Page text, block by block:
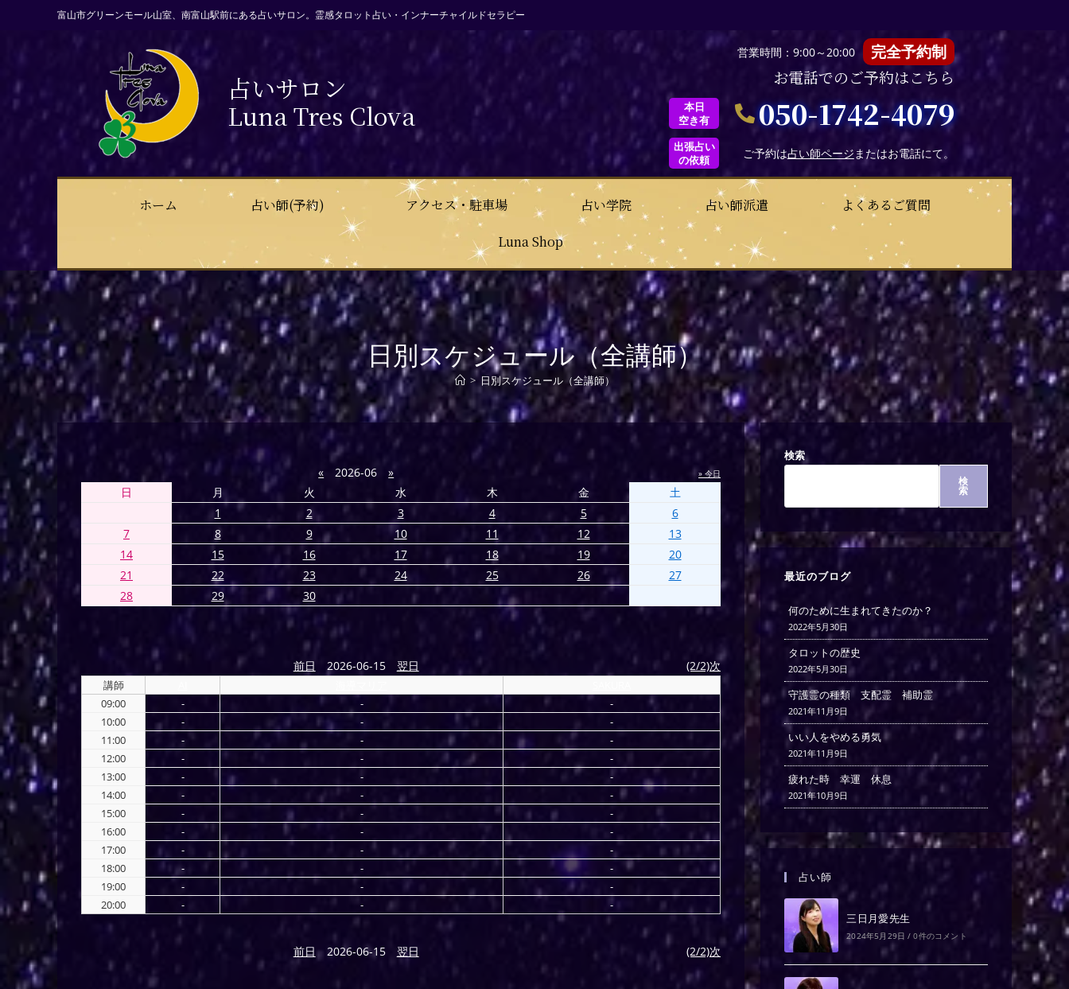
富山市グリーンモール山室、南富山駅前にある占いサロン。霊感タロット占い・インナーチャイルドセラピー
占いサロン
Luna Tres Clova
営業時間：9:00～20:00 完全予約制
お電話でのご予約はこちら
本日
空き有
050-1742-4079
出張占い
の依頼
ご予約は占い師ページまたはお電話にて。
ホーム 占い師(予約) アクセス・駐車場 占い学院 占い師派遣
よくあるご質問
Luna Shop
日別スケジュール（全講師）
> 日別スケジュール（全講師）
« 2026-06 » » 今日
日 月 火 水 木 金
土
1
2 3 4 5
6
7
8 9 10 11 12
13
14
15 16 17 18 19
20
21
22 23 24 25 26
27
28
29 30
前日 2026-06-15 翌日 (2/2)次
講師
09:00
- -
-
10:00
- -
-
11:00
- -
-
12:00
- -
-
13:00
- -
-
14:00
- -
-
15:00
- -
-
16:00
- -
-
17:00
- -
-
18:00
- -
-
19:00
- -
-
20:00
- - -
前日 2026-06-15 翌日 (2/2)次
検索
検
索
最近のブログ
何のために生まれてきたのか？
2022年5月30日
タロットの歴史
2022年5月30日
守護霊の種類 支配霊 補助霊
2021年11月9日
いい人をやめる勇気
2021年11月9日
疲れた時 幸運 休息
2021年10月9日
占い師
三日月愛先生
2024年5月29日 / 0件のコメント